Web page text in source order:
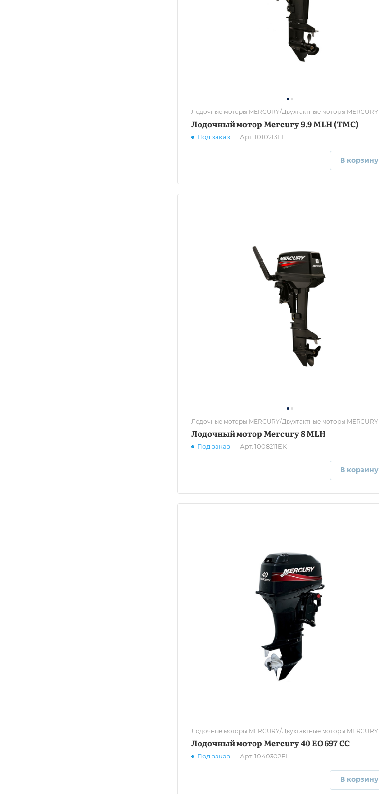
Лодочные моторы MERCURY/Двухтактные моторы MERCURY
Лодочный мотор Mercury 9.9 MLH (TMC)
Под заказ Арт. 1010213EL
В корзину
Лодочные моторы MERCURY/Двухтактные моторы MERCURY
Лодочный мотор Mercury 8 MLH
Под заказ Арт. 1008211EK
В корзину
Лодочные моторы MERCURY/Двухтактные моторы MERCURY
Лодочный мотор Mercury 40 EO 697 CC
Под заказ Арт. 1040302EL
В корзину